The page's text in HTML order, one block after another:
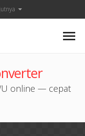
online — cepat